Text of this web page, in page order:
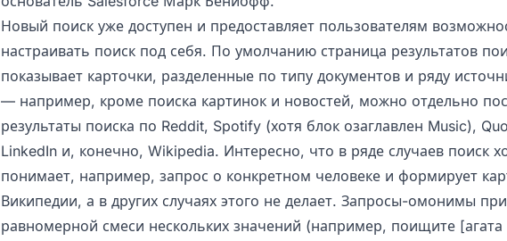
Новый поиск уже доступен и предоставляет пользователям
настраивать поиск под себя. По умолчанию страница результатов
показывает карточки, разделенные по типу документов и ряду
— например, кроме поиска картинок и новостей, можно отдельно
результаты поиска по Reddit, Spotify (хотя блок озаглавлен Music),
LinkedIn и, конечно, Wikipedia. Интересно, что в ряде случаев поиск
понимает, например, запрос о конкретном человеке и формирует
Википедии, а в других случаях этого не делает. Запросы-омонимы
равномерной смеси нескольких значений (например, поищите [агата